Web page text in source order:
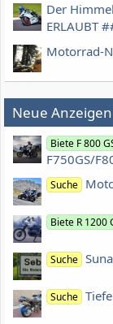
Der
ERLAUBT
Motorrad-
Neue
Biete F 800
F750GS/
Suche
Biete R 1200
Suche
Suche